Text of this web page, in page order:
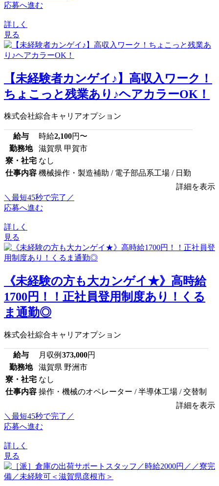
応募へ進む
詳しく
見る
【未経験者カンゲイ♪】高収入ワーク！
ちょこっと残業あり♪ヘアカラーOK！
株式会社綜合キャリアオプション
給与 時給2,100円〜
勤務地
滋賀県 甲賀市
寮・社宅 なし
仕事内容 機械操作・製造補助 / 電子部品系工場 / 日勤
詳細を表示
＼最短45秒で完了／
応募へ進む
詳しく
見る
《未経験の方も大カンゲイ★》高時給
1700円！！正社員登用制度あり！くる
ま通勤◎
株式会社綜合キャリアオプション
給与 月収例 373,000円
勤務地
滋賀県 野洲市
寮・社宅 なし
仕事内容 操作・機械のオペレーター / 半導体工場 / 交替制
詳細を表示
＼最短45秒で完了／
応募へ進む
詳しく
見る